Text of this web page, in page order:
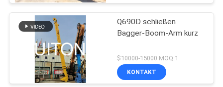
Q690D schließen
Bagger-Boom-Arm kurz
$10000-15000 MOQ:1
KONTAKT